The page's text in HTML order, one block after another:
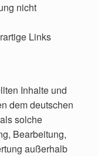
nicht
Links
Inhalte und
dem deutschen
solche
Bearbeitung,
außerhalb